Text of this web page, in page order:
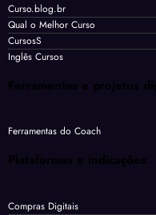
Curso.blog.br
Qual o Melhor Curso
CursosS
Inglês Cursos
Ferramentas e projetos
Ferramentas do Coach
Plataformas e indicações
Compras Digitais